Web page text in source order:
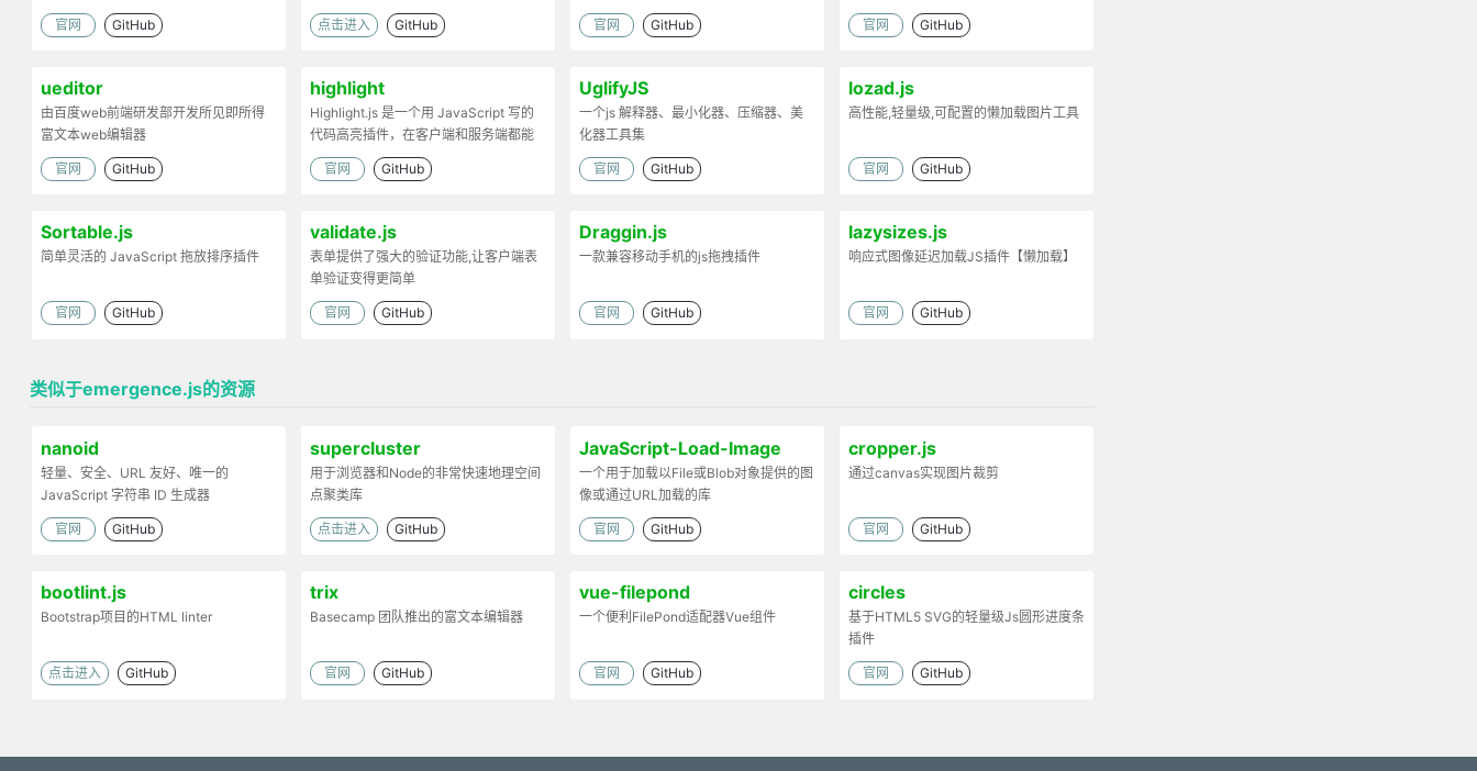
官网 GitHub 点击进入 GitHub 官网 GitHub 官网 GitHub
ueditor
由百度web前端研发部开发所见即所得
富文本web编辑器
官网 GitHub
highlight
Highlight.js 是一个用 JavaScript 写的
代码高亮插件，在客户端和服务端都能
工作。
官网 GitHub
UglifyJS
一个js 解释器、最小化器、压缩器、美
化器工具集
官网 GitHub
lozad.js
高性能,轻量级,可配置的懒加载图片工具
官网 GitHub
Sortable.js
简单灵活的 JavaScript 拖放排序插件
官网 GitHub
validate.js
表单提供了强大的验证功能,让客户端表
单验证变得更简单
官网 GitHub
Draggin.js
一款兼容移动手机的js拖拽插件
官网 GitHub
lazysizes.js
响应式图像延迟加载JS插件【懒加载】
官网 GitHub
类似于emergence.js的资源
nanoid
轻量、安全、URL 友好、唯一的
JavaScript 字符串 ID 生成器
官网 GitHub
supercluster
用于浏览器和Node的非常快速地理空间
点聚类库
点击进入 GitHub
JavaScript-Load-Image
一个用于加载以File或Blob对象提供的图
像或通过URL加载的库
官网 GitHub
cropper.js
通过canvas实现图片裁剪
官网 GitHub
bootlint.js
Bootstrap项目的HTML linter
点击进入 GitHub
trix
Basecamp 团队推出的富文本编辑器
官网 GitHub
vue-filepond
一个便利FilePond适配器Vue组件
官网 GitHub
circles
基于HTML5 SVG的轻量级Js圆形进度条
插件
官网 GitHub